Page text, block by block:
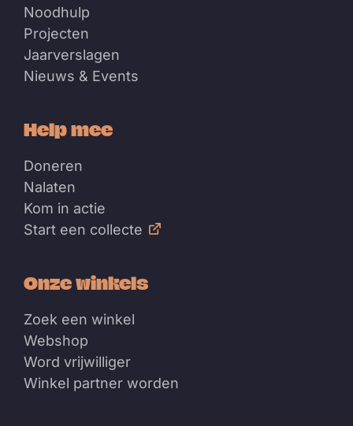
Noodhulp
Projecten
Jaarverslagen
Nieuws & Events
Help mee
Doneren
Nalaten
Kom in actie
Start een collecte
Onze winkels
Zoek een winkel
Webshop
Word vrijwilliger
Winkel partner worden